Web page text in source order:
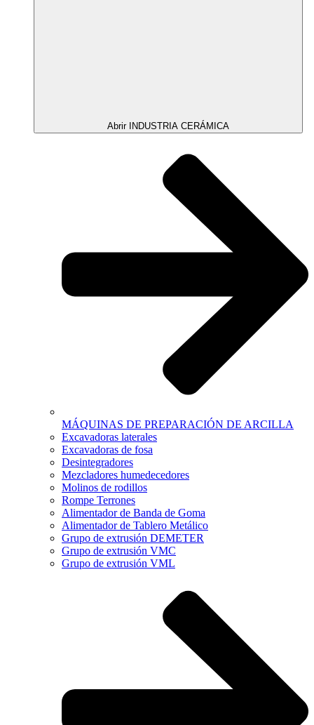
Abrir INDUSTRIA CERÁMICA
MÁQUINAS DE PREPARACIÓN DE ARCILLA
Excavadoras laterales
Excavadoras de fosa
Desintegradores
Mezcladores humedecedores
Molinos de rodillos
Rompe Terrones
Alimentador de Banda de Goma
Alimentador de Tablero Metálico
Grupo de extrusión DEMETER
Grupo de extrusión VMC
Grupo de extrusión VML